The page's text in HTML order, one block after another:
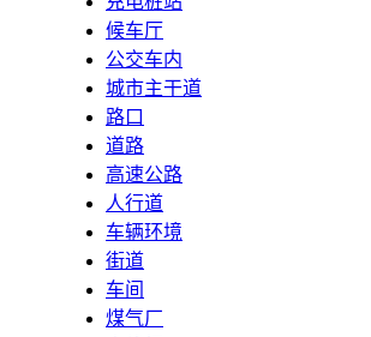
候车厅
公交车内
城市主干道
路口
道路
高速公路
人行道
车辆环境
街道
车间
煤气厂